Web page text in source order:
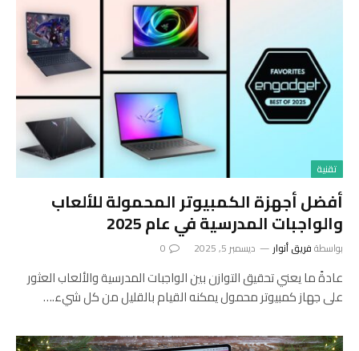
تقنية
أفضل أجهزة الكمبيوتر المحمولة للألعاب
والواجبات المدرسية في عام 2025
بواسطةفريق أنوار ديسمبر 5, 2025 0
عادةً ما يعني تحقيق التوازن بين الواجبات المدرسية والألعاب العثور
على جهاز كمبيوتر محمول يمكنه القيام بالقليل من كل شيء.…